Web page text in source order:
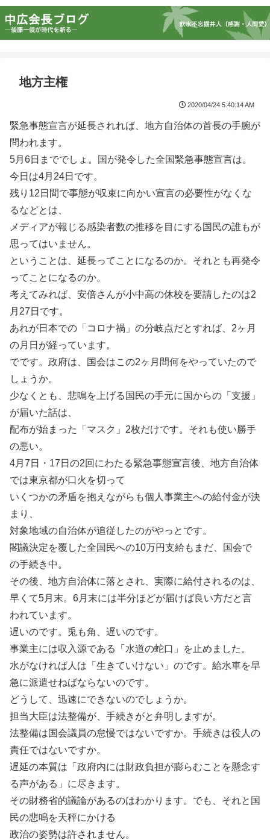
地方主権
2020/04/24 5:40:14 AM
緊急事態宣言が延長されれば、地方自治体の首長の手腕が
問われます。
5月6日まででしょ。国が発令した全国緊急事態宣言は。
今日は4月24日です。
残り12日間で事態が収束に向かい宣言の必要性がなくな
るなどとは、
メディアが報じる感染者数の推移を目にする国民の誰もが
思ってはいません。
ということは、延長ってことになるのか。それとも再発令
ってことになるのか。
考えてみれば、安倍さんが小中高の休校を要請したのは2
月27日です。
あれが日本での「コロナ禍」の分岐点だとすれば、2ヶ月
の月日が経っています。
でです。政府は、国会はこの2ヶ月間何をやっていたので
しょうか。
少なくとも、悲鳴を上げる国民の手元に国からの「支援」
が届いた話は、
配布が始まった「マスク」2枚だけです。それも使い勝手
の悪い。
4月7日・17日の2回にわたる緊急事態宣言後、地方自治体
では東京都が口火を切って
いくつかの矛盾を抱えながらも個人事業主への給付金が決
まり、
対象地域の自治体が追従したのがやっとです。
閣議決定を覆した全国民への10万円支給もまだ、国会で
の手続き中。
その後、地方自治体に落とされ、実際に給付されるのは、
早くて5月末。6月末には半分ほどが届けば良い方だと言
われています。
遅いのです。兎も角、遅いのです。
事業主には収入源である「水道の蛇口」を止めました。
水がなければ人は「生きていけない」のです。給水車を早
急に派遣せねばならないのです。
どうして、迅速にできないのでしょうか。
担当大臣は法整備が、手続きがと弁明しますが。
法整備は国会議員の怠慢ではないですか。手続きは役人の
責任ではないですか。
遅延の本質は「政府内には財政負担が膨らむことを懸念す
る声がある」に尽きます。
その財務省的議論があるのはわかります。でも、それと国
民の悲鳴を天秤にかける
政治の姿勢は許されません。